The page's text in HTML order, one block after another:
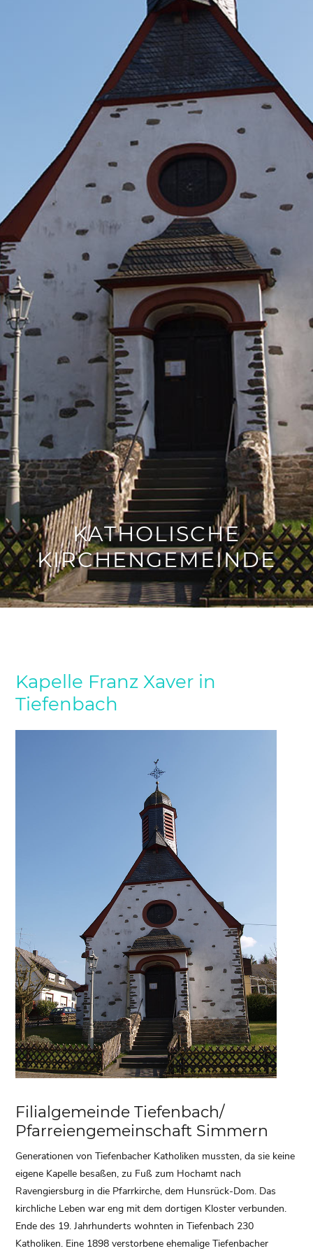
KATHOLISCHE
KIRCHENGEMEINDE
Kapelle Franz Xaver in
Tiefenbach
Filialgemeinde Tiefenbach/
Pfarreiengemeinschaft Simmern
Generationen von Tiefenbacher Katholiken mussten, da sie keine
eigene Kapelle besaßen, zu Fuß zum Hochamt nach
Ravengiersburg in die Pfarrkirche, dem Hunsrück-Dom. Das
kirchliche Leben war eng mit dem dortigen Kloster verbunden.
Ende des 19. Jahrhunderts wohnten in Tiefenbach 230
Katholiken. Eine 1898 verstorbene ehemalige Tiefenbacher